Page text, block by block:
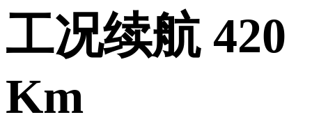
工况续航 420
Km